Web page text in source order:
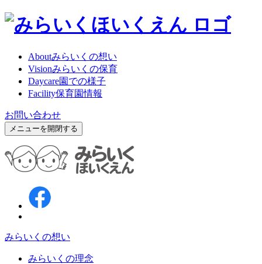
Aboutみらいくの想い
Visionみらいくの保育
Daycare園での様子
Facility保育園情報
お問い合わせ
メニューを開閉する
みらいくの想い
みらいくの理念